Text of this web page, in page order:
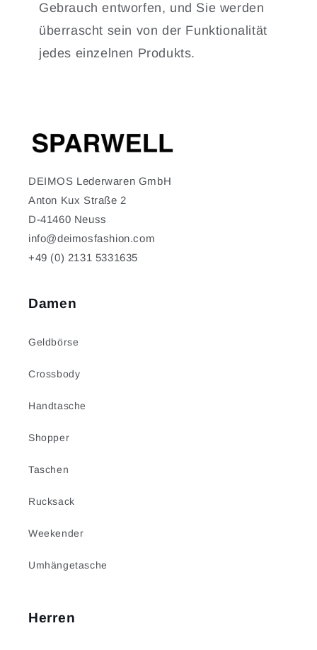
Gebrauch entworfen, und Sie werden
überrascht sein von der Funktionalität
jedes einzelnen Produkts.
DEIMOS Lederwaren GmbH
Anton Kux Straße 2
D-41460 Neuss
info@deimosfashion.com
+49 (0) 2131 5331635
Damen
Geldbörse
Crossbody
Handtasche
Shopper
Taschen
Rucksack
Weekender
Umhängetasche
Herren